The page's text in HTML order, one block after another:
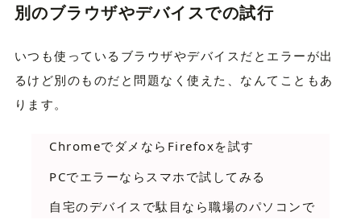
別のブラウザやデバイスでの試行
いつも使っているブラウザやデバイスだとエラーが出
るけど別のものだと問題なく使えた、なんてこともあ
ります。
ChromeでダメならFirefoxを試す
PCでエラーならスマホで試してみる
自宅のデバイスで駄目なら職場のパソコンで